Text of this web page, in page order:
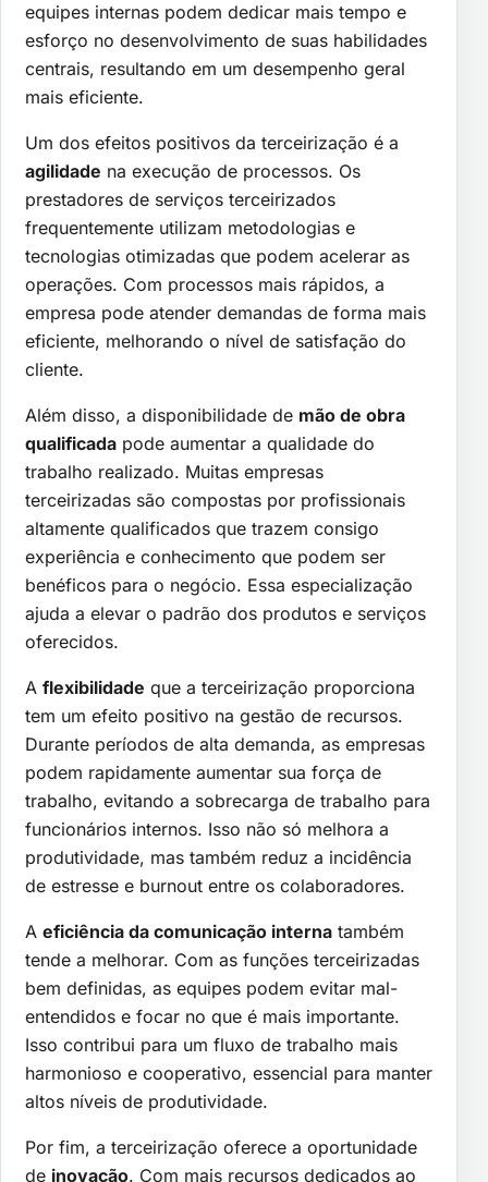
equipes internas podem dedicar mais tempo e
esforço no desenvolvimento de suas habilidades
centrais, resultando em um desempenho geral
mais eficiente.
Um dos efeitos positivos da terceirização é a
agilidade na execução de processos. Os
prestadores de serviços terceirizados
frequentemente utilizam metodologias e
tecnologias otimizadas que podem acelerar as
operações. Com processos mais rápidos, a
empresa pode atender demandas de forma mais
eficiente, melhorando o nível de satisfação do
cliente.
Além disso, a disponibilidade de mão de obra
qualificada pode aumentar a qualidade do
trabalho realizado. Muitas empresas
terceirizadas são compostas por profissionais
altamente qualificados que trazem consigo
experiência e conhecimento que podem ser
benéficos para o negócio. Essa especialização
ajuda a elevar o padrão dos produtos e serviços
oferecidos.
A flexibilidade que a terceirização proporciona
tem um efeito positivo na gestão de recursos.
Durante períodos de alta demanda, as empresas
podem rapidamente aumentar sua força de
trabalho, evitando a sobrecarga de trabalho para
funcionários internos. Isso não só melhora a
produtividade, mas também reduz a incidência
de estresse e burnout entre os colaboradores.
A eficiência da comunicação interna também
tende a melhorar. Com as funções terceirizadas
bem definidas, as equipes podem evitar mal-
entendidos e focar no que é mais importante.
Isso contribui para um fluxo de trabalho mais
harmonioso e cooperativo, essencial para manter
altos níveis de produtividade.
Por fim, a terceirização oferece a oportunidade
de inovação. Com mais recursos dedicados ao